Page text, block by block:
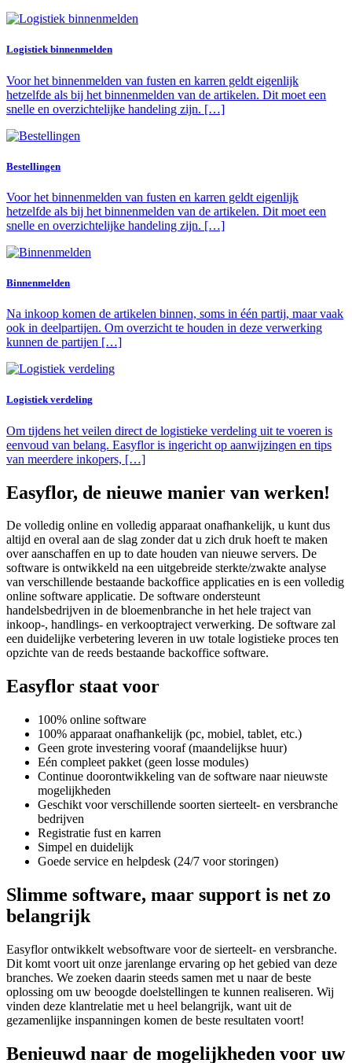
Logistiek binnenmelden
Voor het binnenmelden van fusten en karren geldt eigenlijk
hetzelfde als bij het binnenmelden van de artikelen. Dit moet een
snelle en overzichtelijke handeling zijn. […]
Bestellingen
Voor het binnenmelden van fusten en karren geldt eigenlijk
hetzelfde als bij het binnenmelden van de artikelen. Dit moet een
snelle en overzichtelijke handeling zijn. […]
Binnenmelden
Na inkoop komen de artikelen binnen, soms in één partij, maar vaak
ook in deelpartijen. Om overzicht te houden in deze verwerking
kunnen de partijen […]
Logistiek verdeling
Om tijdens het veilen direct de logistieke verdeling uit te voeren is
eenvoud van belang. Easyflor is ingericht op aanwijzingen en tips
van meerdere inkopers, […]
Easyflor, de nieuwe manier van werken!
De volledig online en volledig apparaat onafhankelijk, u kunt dus
altijd en overal aan de slag zonder dat u zich druk hoeft te maken
over aanschaffen en up to date houden van nieuwe servers. De
software is ontwikkeld na een uitgebreide sterkte/zwakte analyse
van verschillende bestaande backoffice applicaties en is een volledig
online software applicatie. De software ondersteunt
handelsbedrijven in de bloemenbranche in het hele traject van
inkoop-, handlings- en verkooptraject verwerking. De software zal
een duidelijke verbetering leveren in uw totale logistieke proces ten
opzichte van de reeds bestaande backoffice software.
Easyflor staat voor
100% online software
100% apparaat onafhankelijk (pc, mobiel, tablet, etc.)
Geen grote investering vooraf (maandelijkse huur)
Eén compleet pakket (geen losse modules)
Continue doorontwikkeling van de software naar nieuwste
mogelijkheden
Geschikt voor verschillende soorten sierteelt- en versbranche
bedrijven
Registratie fust en karren
Simpel en duidelijk
Goede service en helpdesk (24/7 voor storingen)
Slimme software, maar support is net zo
belangrijk
Easyflor ontwikkelt websoftware voor de sierteelt- en versbranche.
Dit komt voort uit onze jarenlange ervaring op het gebied van deze
branches. We zoeken daarin steeds samen met u naar de beste
oplossing om uw beoogde doelstellingen te kunnen realiseren. Wij
vinden deze klantrelatie met u heel belangrijk, want uit de
gezamenlijke inspanningen komen de beste resultaten voort!
Benieuwd naar de mogelijkheden voor uw